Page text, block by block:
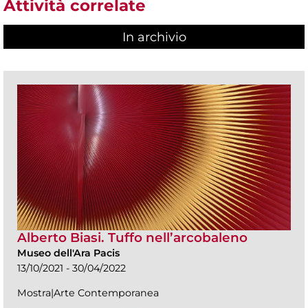
Attività correlate
In archivio
Alberto Biasi. Tuffo nell’arcobaleno
Museo dell'Ara Pacis
13/10/2021 - 30/04/2022
Mostra|Arte Contemporanea